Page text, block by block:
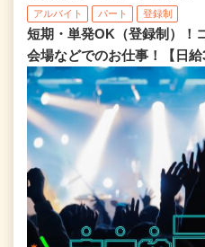
アルバイト パート 登録制
短期・単発OK（登録制）！
会場などでのお仕事！【日給